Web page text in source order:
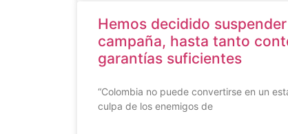
Hemos decidido
campaña, hasta tanto
garantías suficientes
“Colombia no puede convertirse en un
culpa de los enemigos de